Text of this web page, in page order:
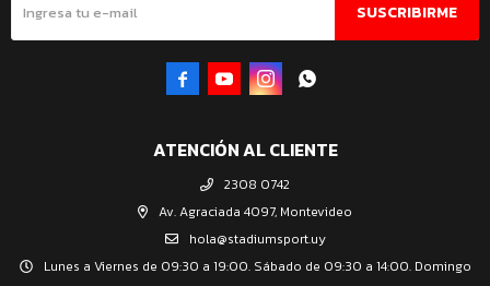
ATENCIÓN AL CLIENTE
2308 0742
Av. Agraciada 4097, Montevideo
hola@stadiumsport.uy
Lunes a Viernes de 09:30 a 19:00. Sábado de 09:30 a 14:00. Domingo
SUSCRIBIRME
   